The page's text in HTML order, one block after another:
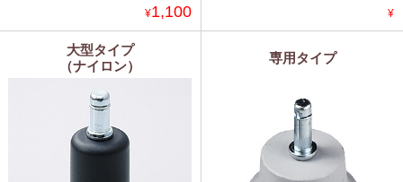
¥1,100 ¥
大型タイプ
（ナイロン）
専用タイプ